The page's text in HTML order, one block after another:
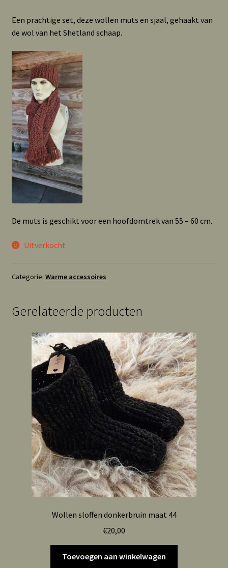
Een prachtige set, deze wollen muts en sjaal, gehaakt van
de wol van het Shetland schaap.
De muts is geschikt voor een hoofdomtrek van 55 – 60 cm.
Uitverkocht
Categorie: Warme accessoires
Gerelateerde producten
Wollen sloffen donkerbruin maat 44
€20,00
Toevoegen aan winkelwagen